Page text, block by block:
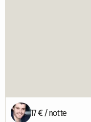
17 € / notte